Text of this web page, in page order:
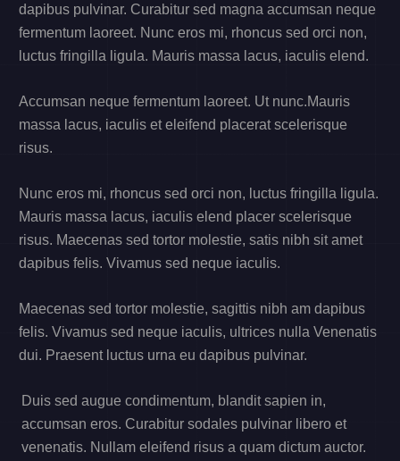
dapibus pulvinar. Curabitur sed magna accumsan neque
fermentum laoreet. Nunc eros mi, rhoncus sed orci non,
luctus fringilla ligula. Mauris massa lacus, iaculis elend.
Accumsan neque fermentum laoreet. Ut nunc.Mauris
massa lacus, iaculis et eleifend placerat scelerisque
risus.
Nunc eros mi, rhoncus sed orci non, luctus fringilla ligula.
Mauris massa lacus, iaculis elend placer scelerisque
risus. Maecenas sed tortor molestie, satis nibh sit amet
dapibus felis. Vivamus sed neque iaculis.
Maecenas sed tortor molestie, sagittis nibh am dapibus
felis. Vivamus sed neque iaculis, ultrices nulla Venenatis
dui. Praesent luctus urna eu dapibus pulvinar.
Duis sed augue condimentum, blandit sapien in,
accumsan eros. Curabitur sodales pulvinar libero et
venenatis. Nullam eleifend risus a quam dictum auctor.